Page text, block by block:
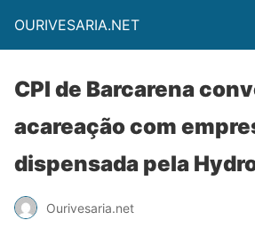
OURIVESARIA.NET
CPI de Barcarena
acareação com
dispensada pela
Ourivesaria.net